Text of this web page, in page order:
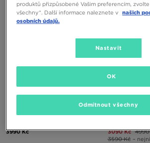
UGG K NEUMEL WEATHER HYBRID
3990 Kč
UGG NEUMEL
3090 Kč 4990
3590 Kč –
produktů přizpůsobené Vašim preferencím,
všechny“. Další informace naleznete v našich
osobních údajů.
Nastavit
Odmítnout všechny
OK